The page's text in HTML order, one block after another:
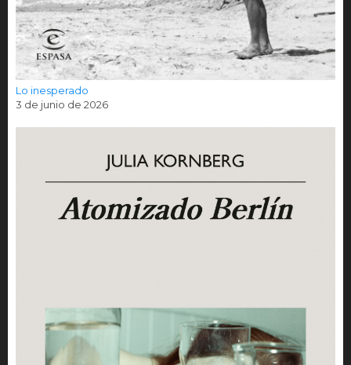
Lo inesperado
3 de junio de 2026